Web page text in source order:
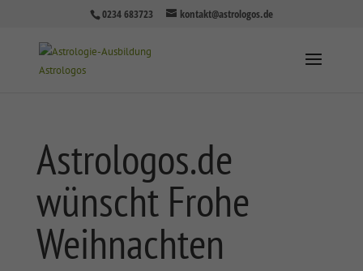
0234 683723 kontakt@astrologos.de
Astrologos.de
wünscht Frohe
Weihnachten